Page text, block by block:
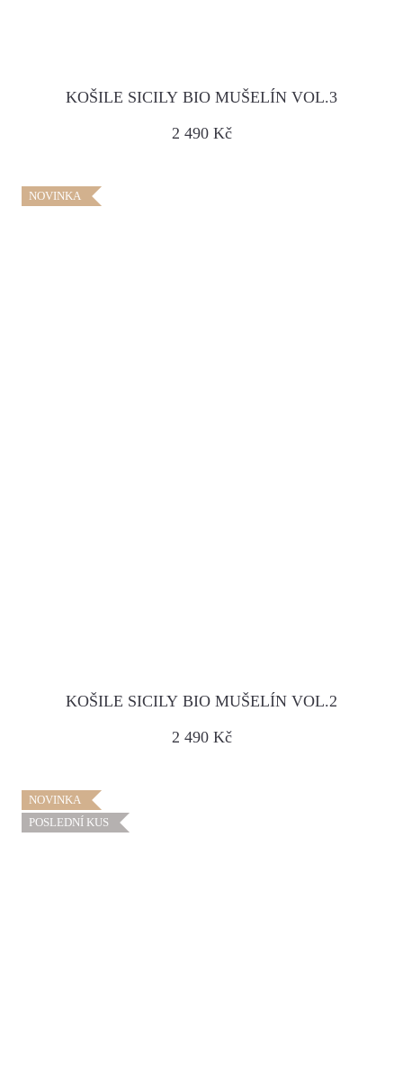
KOŠILE SICILY BIO MUŠELÍN VOL.3
2 490 Kč
NOVINKA
KOŠILE SICILY BIO MUŠELÍN VOL.2
2 490 Kč
NOVINKA
POSLEDNÍ KUS